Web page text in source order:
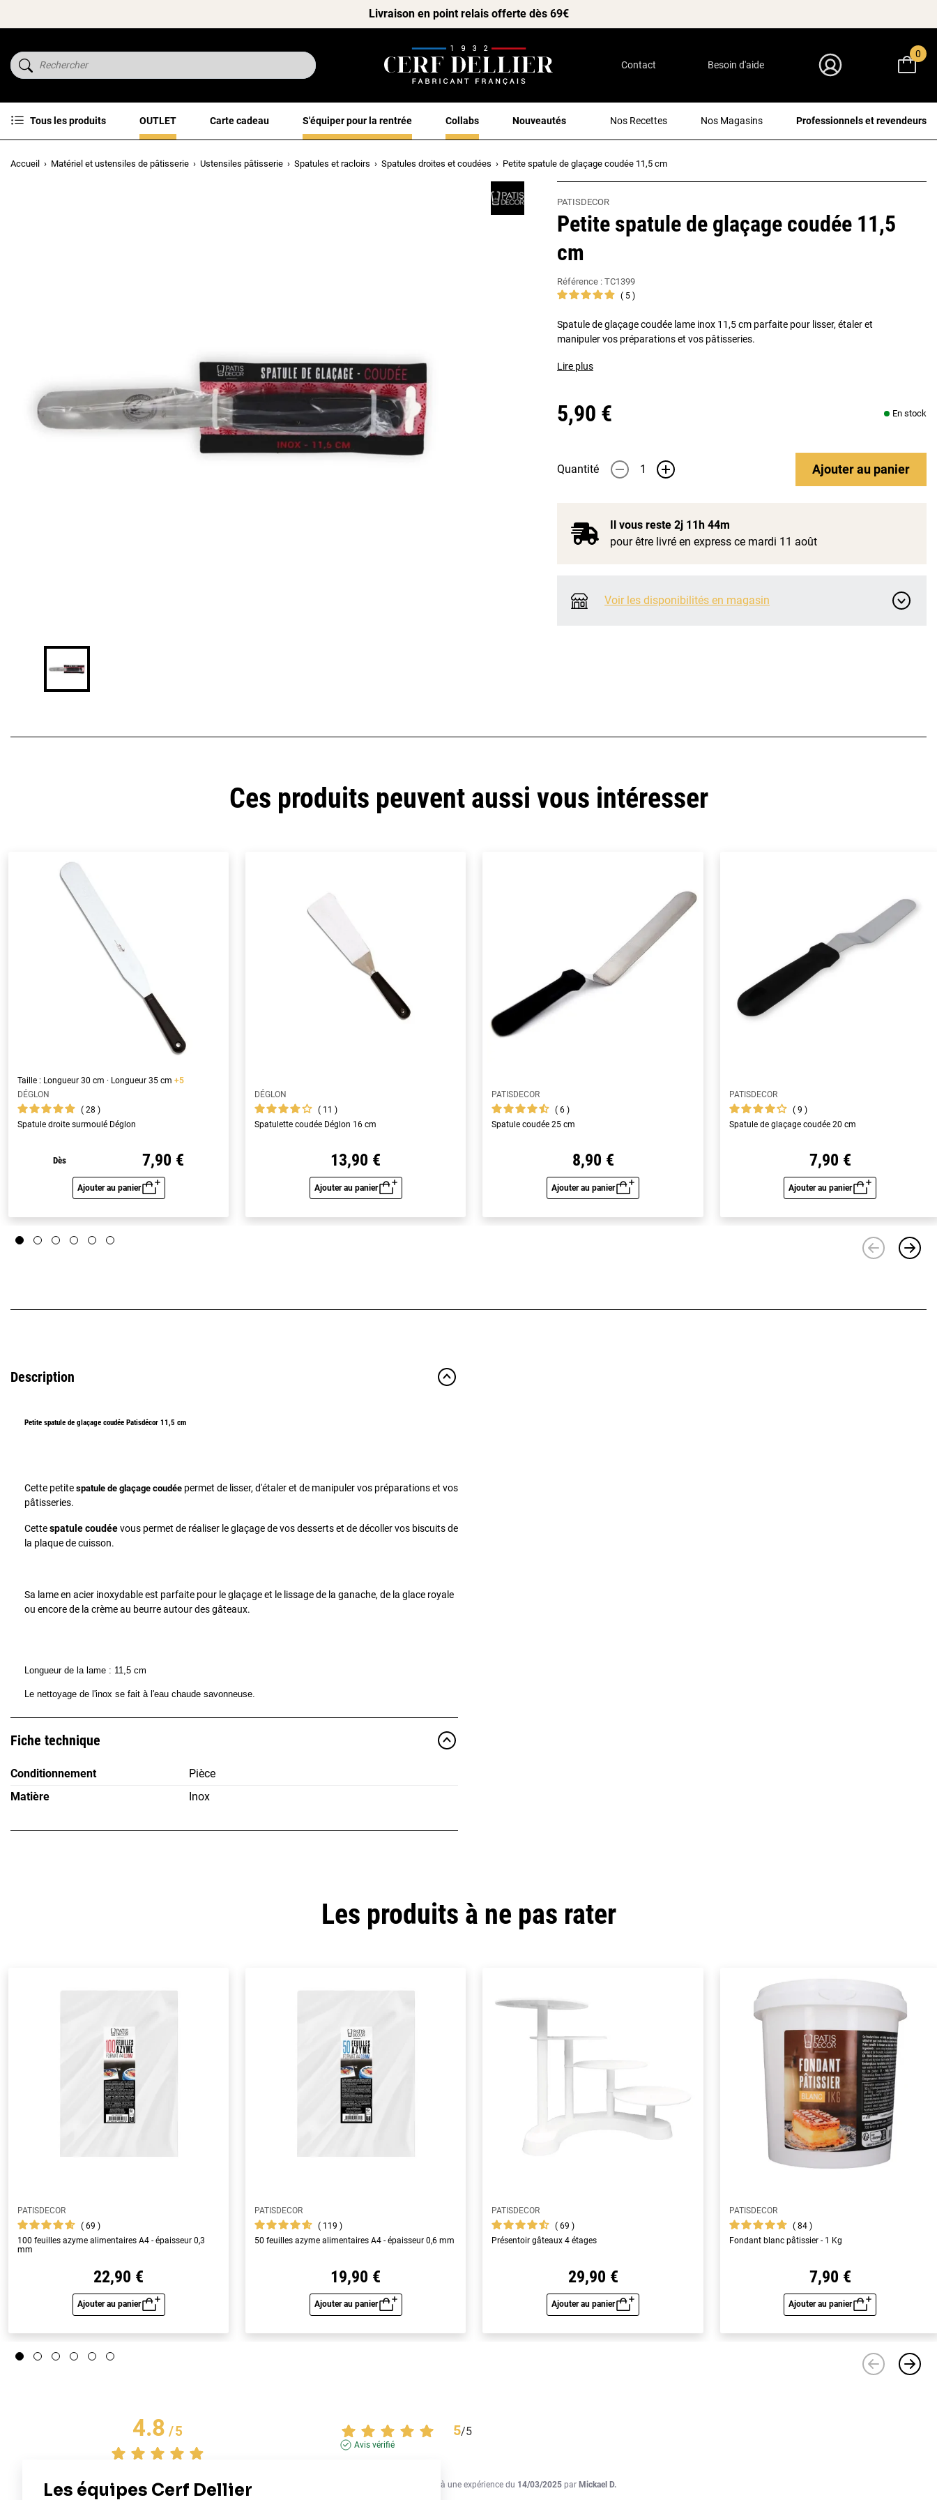
Livraison en point relais offerte dès 69€
Contact Besoin d'aide
0
Tous les produits OUTLET Carte cadeau S'équiper pour la rentrée Collabs Nouveautés Nos Recettes Nos Magasins Professionnels et revendeurs
Accueil Matériel et ustensiles de pâtisserie Ustensiles pâtisserie Spatules et racloirs Spatules droites et coudées Petite spatule de glaçage coudée 11,5 cm
PATISDECOR
Petite spatule de glaçage coudée 11,5
cm
Référence : TC1399
5
Spatule de glaçage coudée lame inox 11,5 cm parfaite pour lisser, étaler et
manipuler vos préparations et vos pâtisseries.
Lire plus
5,90 € En stock
Quantité - + Ajouterau panier
Il vous reste 2j 11h 44m
pour être livré en express ce mardi 11 août
Voir les disponibilités en magasin
Ces produits peuvent aussi vous intéresser
Taille : Longueur 30 cm · Longueur 35 cm +5
DÉGLON
28
Spatule droite surmoulé Déglon
Dès 7,90 €
Ajouter au panier
Aperçu rapide
DÉGLON
11
Spatulette coudée Déglon 16 cm
13,90 €
Ajouter au panier
Aperçu rapide
PATISDECOR
6
Spatule coudée 25 cm
8,90 €
Ajouter au panier
Aperçu rapide
PATISDECOR
9
Spatule de glaçage coudée 20 cm
7,90 €
Ajouter au panier
Aperçu rapide
Description
Petite spatule de glaçage coudée Patisdécor 11,5 cm
Cette petite spatule de glaçage coudée permet de lisser, d'étaler et de manipuler vos préparations et vos
pâtisseries.
Cettespatule coudéevous permet de réaliser le glaçage de vos desserts et de décoller vos biscuits de
la plaque de cuisson.
Sa lame en acier inoxydable est parfaite pour le glaçage et le lissage de la ganache, de la glace royale
ou encore de la crème au beurre autour des gâteaux.
Longueur de la lame : 11,5 cm
Le nettoyage de l'inox se fait à l'eau chaude savonneuse.
Fiche technique
Conditionnement
Pièce
Matière
Inox
Les produits à ne pas rater
PATISDECOR
69
100 feuilles azyme alimentaires A4 - épaisseur 0,3
mm
22,90 €
Ajouter au panier
Aperçu rapide
PATISDECOR
119
50 feuilles azyme alimentaires A4 - épaisseur 0,6 mm
19,90 €
Ajouter au panier
Aperçu rapide
PATISDECOR
69
Présentoir gâteaux 4 étages
29,90 €
Ajouter au panier
Aperçu rapide
PATISDECOR
84
Fondant blanc pâtissier - 1 Kg
7,90 €
Ajouter au panier
Aperçu rapide
4.8/5 5/5
Avis vérifié
, suite à une expérience du 14/03/2025 par Mickael D.